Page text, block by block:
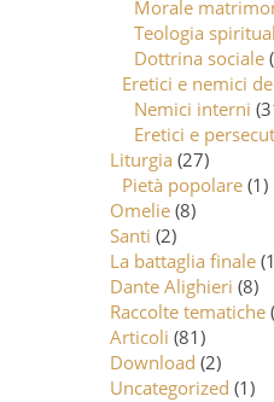
Morale
Teologia
Dottrina sociale
Eretici e nemici
Nemici interni
Eretici e
Liturgia (27)
Pietà popolare (1)
Omelie (8)
Santi (2)
La battaglia finale
Dante Alighieri (8)
Raccolte tematiche
Articoli (81)
Download (2)
Uncategorized (1)